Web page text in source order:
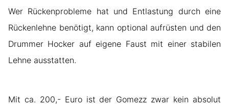
Wer Rückenprobleme hat und Entlastung durch eine
Rückenlehne benötigt, kann optional aufrüsten und den
Drummer Hocker auf eigene Faust mit einer stabilen
Lehne ausstatten.
Mit ca. 200,- Euro ist der Gomezz zwar kein absolut